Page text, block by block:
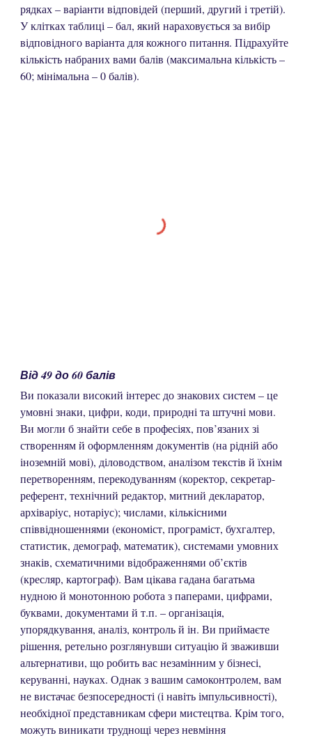
рядках – варіанти відповідей (перший, другий і третій).
У клітках таблиці – бал, який нараховується за вибір
відповідного варіанта для кожного питання. Підрахуйте
кількість набраних вами балів (максимальна кількість –
60; мінімальна – 0 балів).
Від 49 до 60 балів
Ви показали високий інтерес до знакових систем – це
умовні знаки, цифри, коди, природні та штучні мови.
Ви могли б знайти себе в професіях, пов’язаних зі
створенням й оформленням документів (на рідній або
іноземній мові), діловодством, аналізом текстів й їхнім
перетворенням, перекодуванням (коректор, секретар-
референт, технічний редактор, митний декларатор,
архіваріус, нотаріус); числами, кількісними
співвідношеннями (економіст, програміст, бухгалтер,
статистик, демограф, математик), системами умовних
знаків, схематичними відображеннями об’єктів
(кресляр, картограф). Вам цікава гадана багатьма
нудною й монотонною робота з паперами, цифрами,
буквами, документами й т.п. – організація,
упорядкування, аналіз, контроль й ін. Ви приймаєте
рішення, ретельно розглянувши ситуацію й зваживши
альтернативи, що робить вас незамінним у бізнесі,
керуванні, науках. Однак з вашим самоконтролем, вам
не вистачає безпосередності (і навіть імпульсивності),
необхідної представникам сфери мистецтва. Крім того,
можуть виникати труднощі через невміння